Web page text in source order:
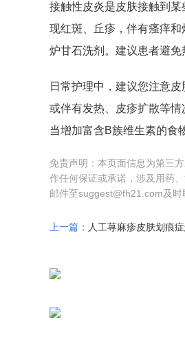
接触性皮炎是皮肤接触到
现红斑、丘疹，伴有瘙痒
炉甘石洗剂。建议患者避免
日常护理中，建议您注意
或伴有发热、皮疹扩散等
当增加富含B族维生素的食
免责声明：本页面信息为第三
作任何保证或承诺，涉及用药
邮件至suggest@fh21.com及时
上一篇： 人工荨麻疹皮肤划痕